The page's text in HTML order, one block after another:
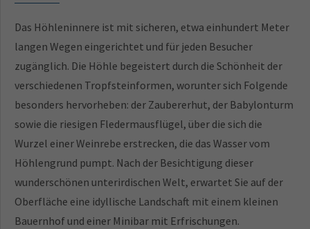
Das Höhleninnere ist mit sicheren, etwa einhundert Meter
langen Wegen eingerichtet und für jeden Besucher
zugänglich. Die Höhle begeistert durch die Schönheit der
verschiedenen Tropfsteinformen, worunter sich Folgende
besonders hervorheben: der Zaubererhut, der Babylonturm
sowie die riesigen Fledermausflügel, über die sich die
Wurzel einer Weinrebe erstrecken, die das Wasser vom
Höhlengrund pumpt. Nach der Besichtigung dieser
wunderschönen unterirdischen Welt, erwartet Sie auf der
Oberfläche eine idyllische Landschaft mit einem kleinen
Bauernhof und einer Minibar mit Erfrischungen.